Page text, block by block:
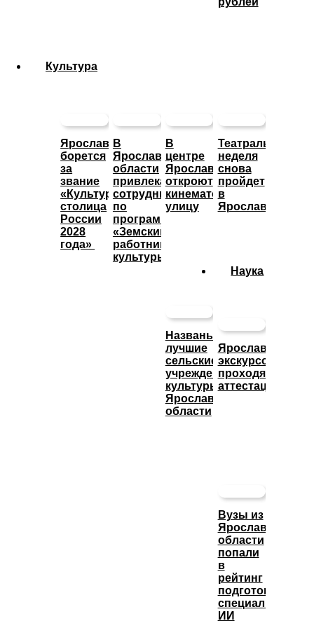
Культура
Ярославль
борется
за
звание
«Культурная
столица
России
2028
года»
В
Ярославской
области
привлекают
сотрудников
по
программе
«Земский
работник
культуры»
В
центре
Ярославле
откроют
кинематографическую
улицу
Театральная
неделя
снова
пройдет
в
Ярославле
Названы
лучшие
сельские
учреждения
культуры
Ярославской
области
Наука
Ярославские
экскурсоводы
проходят
аттестацию
Вузы из
Ярославской
области
попали
в
рейтинг
подготовки
специалистов
ИИ